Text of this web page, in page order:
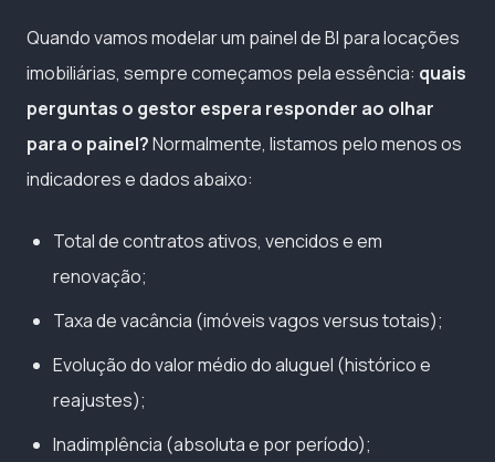
Quando vamos modelar um painel de BI para locações
imobiliárias, sempre começamos pela essência: quais
perguntas o gestor espera responder ao olhar
para o painel?Normalmente, listamos pelo menos os
indicadores e dados abaixo:
Total de contratos ativos, vencidos e em
renovação;
Taxa de vacância (imóveis vagos versus totais);
Evolução do valor médio do aluguel (histórico e
reajustes);
Inadimplência (absoluta e por período);